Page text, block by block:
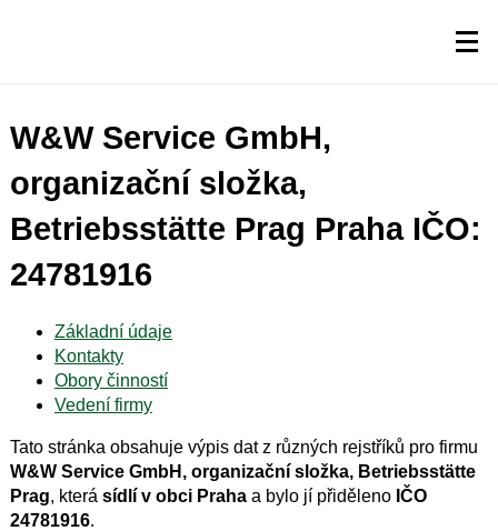
W&W Service GmbH,
organizační složka,
Betriebsstätte Prag Praha IČO:
24781916
Základní údaje
Kontakty
Obory činností
Vedení firmy
Tato stránka obsahuje výpis dat z různých rejstříků pro firmu
W&W Service GmbH, organizační složka, Betriebsstätte
Prag, která sídlí v obci Prahaa bylo jí přiděleno IČO
24781916.